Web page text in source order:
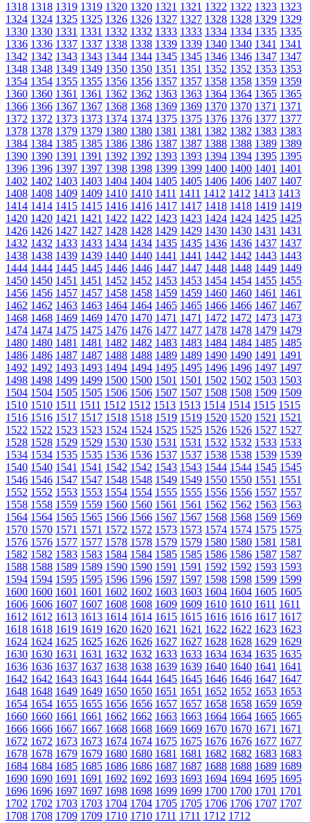
1318 1318 1319 1319 1320 1320 1321 1321 1322 1322 1323 1323
1324 1324 1325 1325 1326 1326 1327 1327 1328 1328 1329 1329
1330 1330 1331 1331 1332 1332 1333 1333 1334 1334 1335 1335
1336 1336 1337 1337 1338 1338 1339 1339 1340 1340 1341 1341
1342 1342 1343 1343 1344 1344 1345 1345 1346 1346 1347 1347
1348 1348 1349 1349 1350 1350 1351 1351 1352 1352 1353 1353
1354 1354 1355 1355 1356 1356 1357 1357 1358 1358 1359 1359
1360 1360 1361 1361 1362 1362 1363 1363 1364 1364 1365 1365
1366 1366 1367 1367 1368 1368 1369 1369 1370 1370 1371 1371
1372 1372 1373 1373 1374 1374 1375 1375 1376 1376 1377 1377
1378 1378 1379 1379 1380 1380 1381 1381 1382 1382 1383 1383
1384 1384 1385 1385 1386 1386 1387 1387 1388 1388 1389 1389
1390 1390 1391 1391 1392 1392 1393 1393 1394 1394 1395 1395
1396 1396 1397 1397 1398 1398 1399 1399 1400 1400 1401 1401
1402 1402 1403 1403 1404 1404 1405 1405 1406 1406 1407 1407
1408 1408 1409 1409 1410 1410 1411 1411 1412 1412 1413 1413
1414 1414 1415 1415 1416 1416 1417 1417 1418 1418 1419 1419
1420 1420 1421 1421 1422 1422 1423 1423 1424 1424 1425 1425
1426 1426 1427 1427 1428 1428 1429 1429 1430 1430 1431 1431
1432 1432 1433 1433 1434 1434 1435 1435 1436 1436 1437 1437
1438 1438 1439 1439 1440 1440 1441 1441 1442 1442 1443 1443
1444 1444 1445 1445 1446 1446 1447 1447 1448 1448 1449 1449
1450 1450 1451 1451 1452 1452 1453 1453 1454 1454 1455 1455
1456 1456 1457 1457 1458 1458 1459 1459 1460 1460 1461 1461
1462 1462 1463 1463 1464 1464 1465 1465 1466 1466 1467 1467
1468 1468 1469 1469 1470 1470 1471 1471 1472 1472 1473 1473
1474 1474 1475 1475 1476 1476 1477 1477 1478 1478 1479 1479
1480 1480 1481 1481 1482 1482 1483 1483 1484 1484 1485 1485
1486 1486 1487 1487 1488 1488 1489 1489 1490 1490 1491 1491
1492 1492 1493 1493 1494 1494 1495 1495 1496 1496 1497 1497
1498 1498 1499 1499 1500 1500 1501 1501 1502 1502 1503 1503
1504 1504 1505 1505 1506 1506 1507 1507 1508 1508 1509 1509
1510 1510 1511 1511 1512 1512 1513 1513 1514 1514 1515 1515
1516 1516 1517 1517 1518 1518 1519 1519 1520 1520 1521 1521
1522 1522 1523 1523 1524 1524 1525 1525 1526 1526 1527 1527
1528 1528 1529 1529 1530 1530 1531 1531 1532 1532 1533 1533
1534 1534 1535 1535 1536 1536 1537 1537 1538 1538 1539 1539
1540 1540 1541 1541 1542 1542 1543 1543 1544 1544 1545 1545
1546 1546 1547 1547 1548 1548 1549 1549 1550 1550 1551 1551
1552 1552 1553 1553 1554 1554 1555 1555 1556 1556 1557 1557
1558 1558 1559 1559 1560 1560 1561 1561 1562 1562 1563 1563
1564 1564 1565 1565 1566 1566 1567 1567 1568 1568 1569 1569
1570 1570 1571 1571 1572 1572 1573 1573 1574 1574 1575 1575
1576 1576 1577 1577 1578 1578 1579 1579 1580 1580 1581 1581
1582 1582 1583 1583 1584 1584 1585 1585 1586 1586 1587 1587
1588 1588 1589 1589 1590 1590 1591 1591 1592 1592 1593 1593
1594 1594 1595 1595 1596 1596 1597 1597 1598 1598 1599 1599
1600 1600 1601 1601 1602 1602 1603 1603 1604 1604 1605 1605
1606 1606 1607 1607 1608 1608 1609 1609 1610 1610 1611 1611
1612 1612 1613 1613 1614 1614 1615 1615 1616 1616 1617 1617
1618 1618 1619 1619 1620 1620 1621 1621 1622 1622 1623 1623
1624 1624 1625 1625 1626 1626 1627 1627 1628 1628 1629 1629
1630 1630 1631 1631 1632 1632 1633 1633 1634 1634 1635 1635
1636 1636 1637 1637 1638 1638 1639 1639 1640 1640 1641 1641
1642 1642 1643 1643 1644 1644 1645 1645 1646 1646 1647 1647
1648 1648 1649 1649 1650 1650 1651 1651 1652 1652 1653 1653
1654 1654 1655 1655 1656 1656 1657 1657 1658 1658 1659 1659
1660 1660 1661 1661 1662 1662 1663 1663 1664 1664 1665 1665
1666 1666 1667 1667 1668 1668 1669 1669 1670 1670 1671 1671
1672 1672 1673 1673 1674 1674 1675 1675 1676 1676 1677 1677
1678 1678 1679 1679 1680 1680 1681 1681 1682 1682 1683 1683
1684 1684 1685 1685 1686 1686 1687 1687 1688 1688 1689 1689
1690 1690 1691 1691 1692 1692 1693 1693 1694 1694 1695 1695
1696 1696 1697 1697 1698 1698 1699 1699 1700 1700 1701 1701
1702 1702 1703 1703 1704 1704 1705 1705 1706 1706 1707 1707
1708 1708 1709 1709 1710 1710 1711 1711 1712 1712